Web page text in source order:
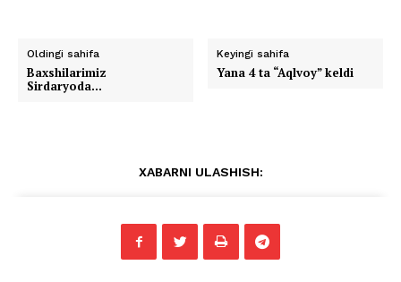
Oldingi sahifa
Baxshilarimiz
Sirdaryoda…
Keyingi sahifa
Yana 4 ta “Aqlvoy” keldi
XABARNI ULASHISH: